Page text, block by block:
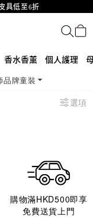
具低至6折
時原價低至75折!
低至6折，立即入手!
及LV專區！
貨承諾》商標
香水香薰 個人護理
品牌童裝
選項
購物滿HKD500即享
免費送貨上門